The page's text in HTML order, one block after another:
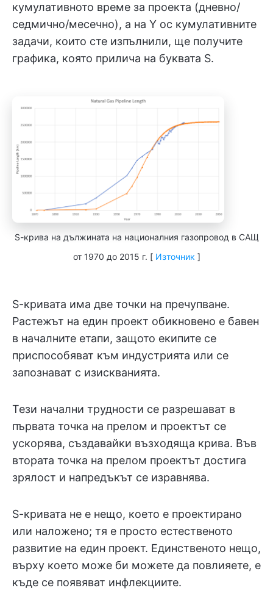
кумулативното време за проекта (дневно/
седмично/месечно), а на Y ос кумулативните
задачи, които сте изпълнили, ще получите
графика, която прилича на буквата S.
S-крива на дължината на националния газопровод в САЩ
от 1970 до 2015 г. [ Източник ]
S-кривата има две точки на пречупване.
Растежът на един проект обикновено е бавен
в началните етапи, защото екипите се
приспособяват към индустрията или се
запознават с изискванията.
Тези начални трудности се разрешават в
първата точка на прелом и проектът се
ускорява, създавайки възходяща крива. Във
втората точка на прелом проектът достига
зрялост и напредъкът се изравнява.
S-кривата не е нещо, което е проектирано
или наложено; тя е просто естественото
развитие на един проект. Единственото нещо,
върху което може би можете да повлияете, е
къде се появяват инфлекциите.